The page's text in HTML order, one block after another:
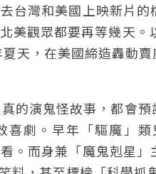
台灣和美國上映新片
美觀眾都要再等幾天
天，在美國締造轟動
的演鬼怪故事，都會
喜劇。早年「驅魔」
。而身兼「魔鬼剋星